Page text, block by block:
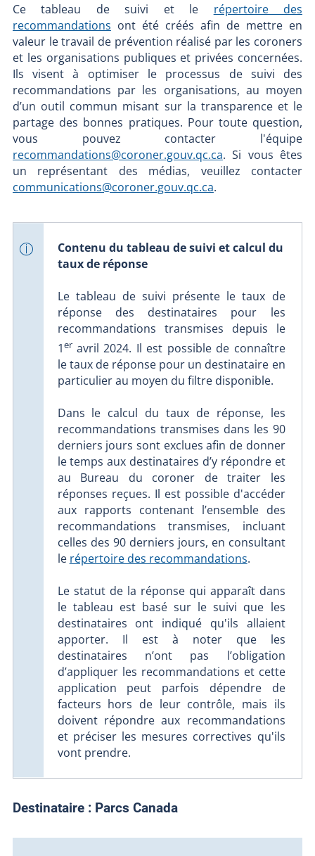
Ce tableau de suivi et le répertoire des
recommandations ont été créés afin de mettre en
valeur le travail de prévention réalisé par les coroners
et les organisations publiques et privées concernées.
Ils visent à optimiser le processus de suivi des
recommandations par les organisations, au moyen
d’un outil commun misant sur la transparence et le
partage des bonnes pratiques. Pour toute question,
vous pouvez contacter l'équipe
recommandations@coroner.gouv.qc.ca. Si vous êtes
un représentant des médias, veuillez contacter
communications@coroner.gouv.qc.ca.
Contenu du tableau de suivi et calcul du
taux de réponse
Le tableau de suivi présente le taux de
réponse des destinataires pour les
recommandations transmises depuis le
1eravril 2024. Il est possible de connaître
le taux de réponse pour un destinataire en
particulier au moyen du filtre disponible.
Dans le calcul du taux de réponse, les
recommandations transmises dans les 90
derniers jours sont exclues afin de donner
le temps aux destinataires d’y répondre et
au Bureau du coroner de traiter les
réponses reçues. Il est possible d'accéder
aux rapports contenant l’ensemble des
recommandations transmises, incluant
celles des 90 derniers jours, en consultant
le répertoire des recommandations.
Le statut de la réponse qui apparaît dans
le tableau est basé sur le suivi que les
destinataires ont indiqué qu'ils allaient
apporter. Il est à noter que les
destinataires n’ont pas l’obligation
d’appliquer les recommandations et cette
application peut parfois dépendre de
facteurs hors de leur contrôle, mais ils
doivent répondre aux recommandations
et préciser les mesures correctives qu'ils
vont prendre.
Destinataire :Parcs Canada